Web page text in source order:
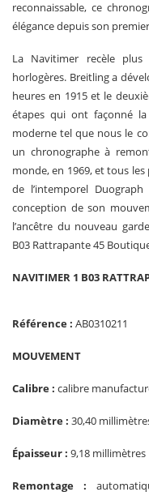
reconnaissable, ce
élégance depuis son
La Navitimer recèle plus
horlogères. Breitling a
heures en 1915 et le
étapes qui ont façonné
moderne tel que nous le
un chronographe à
monde, en 1969, et tous
de l’intemporel
conception de son
l’ancêtre du nouveau
B03 Rattrapante 45
NAVITIMER 1 B03
Référence : AB0310211
MOUVEMENT
Calibre : calibre
Diamètre : 30,40
Épaisseur : 9,18 millimètres
Remontage :